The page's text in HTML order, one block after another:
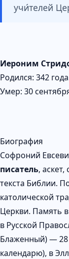
учи́телей
Иероним
Родился: 342
Умер: 30
Биография
Софроний
писатель,
текста Библии.
католической
Церкви. Память
в Русской
Блаженный) —
календарю), в